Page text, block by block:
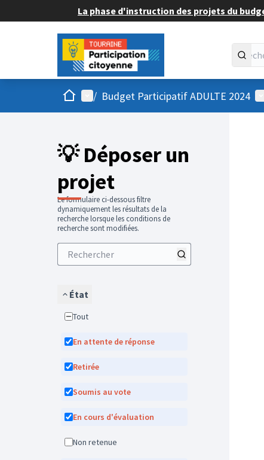
La phase d'instruction des projets du
AccueilMenu principal
/ Budget Participatif ADULTE 2024
💡 Déposer un
projet
Le formulaire ci-dessous filtre
dynamiquement les résultats de la
recherche lorsque les conditions de
recherche sont modifiées.
État
Tout
En attente de réponse
Retirée
Soumis au vote
En cours d'évaluation
Non retenue